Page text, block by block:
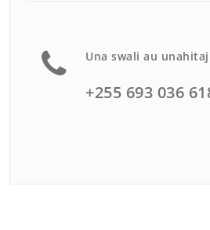
Una swali au
+255 693 036